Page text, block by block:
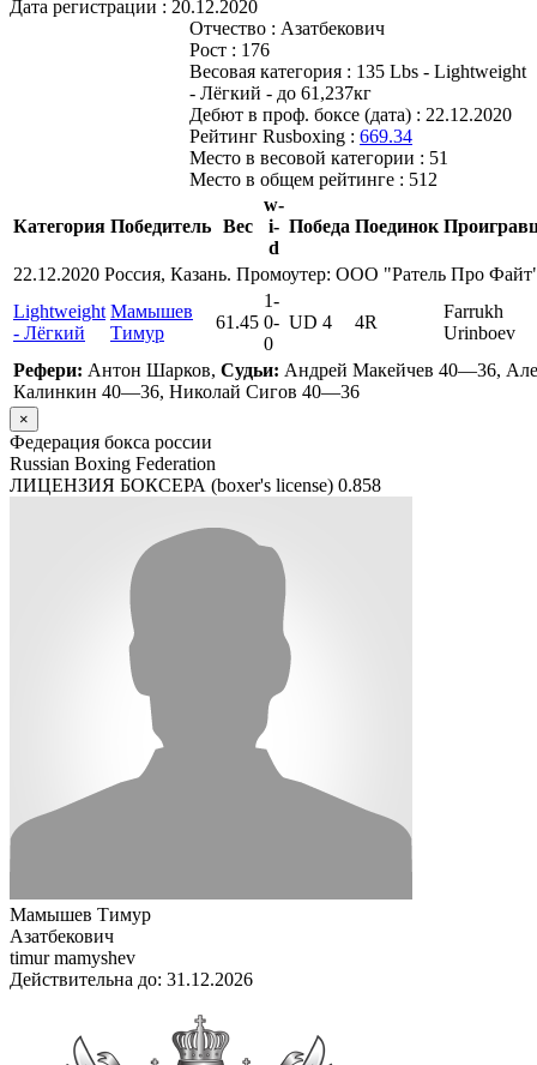
Дата регистрации : 20.12.2020
Отчество : Азатбекович
Рост : 176
Весовая категория : 135 Lbs - Lightweight
- Лёгкий - до 61,237кг
Дебют в проф. боксе (дата) : 22.12.2020
Рейтинг Rusboxing : 669.34
Место в весовой категории : 51
Место в общем рейтинге : 512
Категория Победитель Вес
w-
i-
d
Победа Поединок
22.12.2020 Россия, Казань. Промоутер: ООО "Ратель Про
Lightweight
- Лёгкий
Мамышев
Тимур
61.45
1-
0-
0
UD 4 4R
Farrukh
Urinboev
Рефери: Антон Шарков, Судьи: Андрей Макейчев 40—36,
Калинкин 40—36, Николай Сигов 40—36
×
Федерация бокса россии
Russian Boxing Federation
ЛИЦЕНЗИЯ БОКСЕРА (boxer's license) 0.858
Мамышев Тимур
Азатбекович
timur mamyshev
Действительна до: 31.12.2026